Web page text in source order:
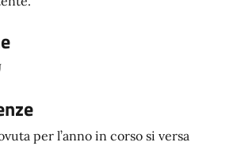
per l’anno in corso si versa